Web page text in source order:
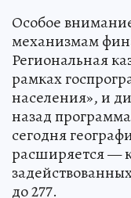
Особое
механизмам
Региональная
рамках
населения», и
назад
сегодня
расширяется —
до 277.